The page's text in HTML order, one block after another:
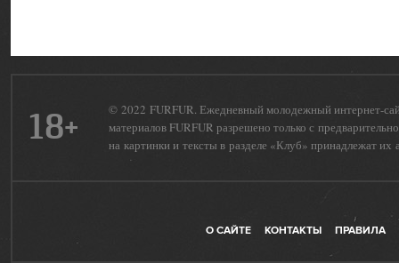
18+
© 2022 FURFUR. Ежедневный молодежный интернет-
материалов FURFUR разрешено только с
на картинки и тексты в разделе «Клуб» принадлежат их
О САЙТЕ КОНТАКТЫ ПРАВИЛА